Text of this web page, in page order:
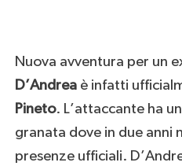
Nuova avventura per un
D’Andreaè infatti
Pineto. L’attaccante ha
granata dove in due anni
presenze ufficiali.